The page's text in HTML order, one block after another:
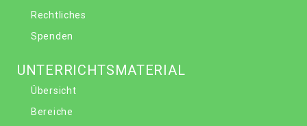
Rechtliches
Spenden
UNTERRICHTSMATERIAL
Übersicht
Bereiche